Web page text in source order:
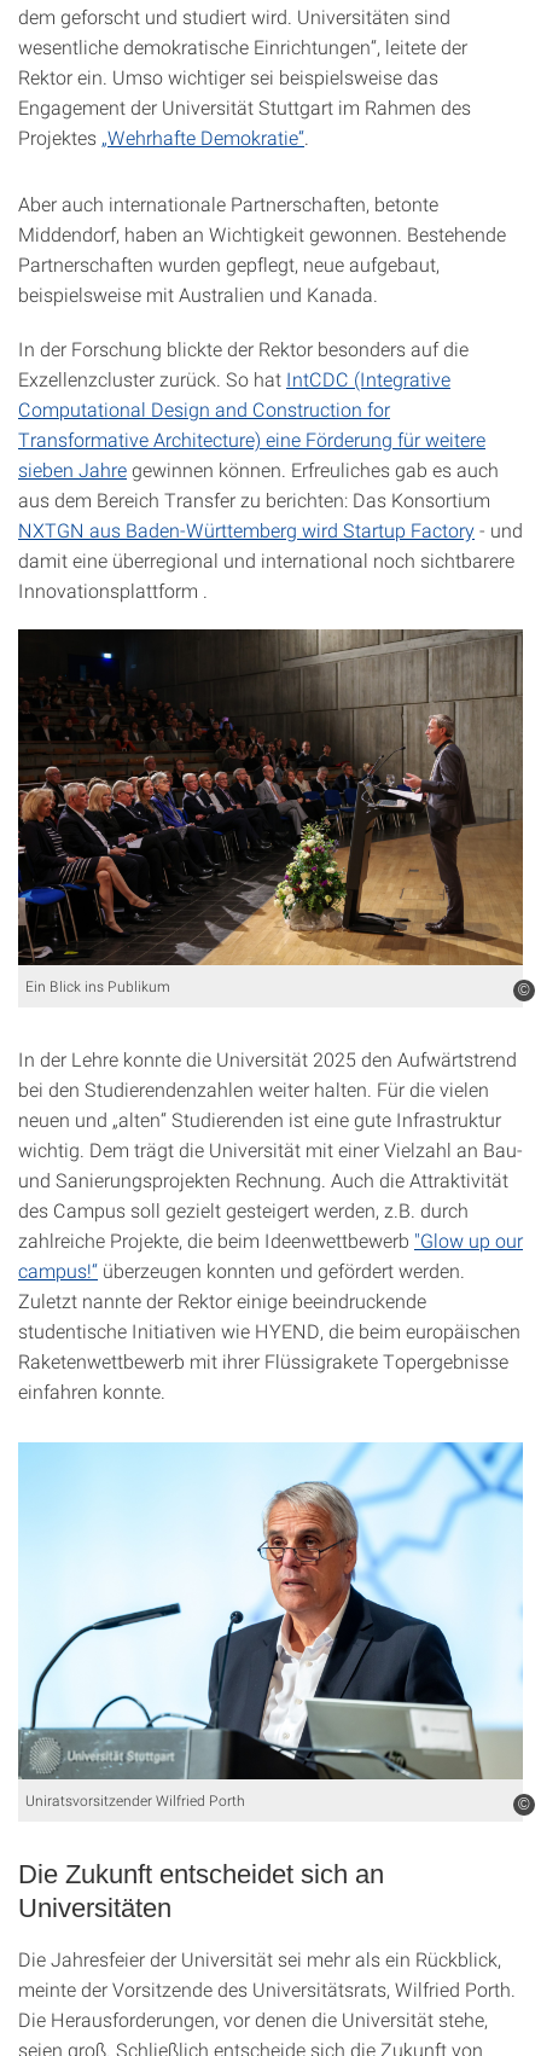
dem geforscht und studiert wird. Universitäten sind
wesentliche demokratische Einrichtungen“, leitete der
Rektor ein. Umso wichtiger sei beispielsweise das
Engagement der Universität Stuttgart im Rahmen des
Projektes „Wehrhafte Demokratie“
Aber auch internationale Partnerschaften, betonte
Middendorf, haben an Wichtigkeit gewonnen. Bestehende
Partnerschaften wurden gepflegt, neue aufgebaut,
beispielsweise mit Australien und Kanada.
In der Forschung blickte der Rektor besonders auf die
Exzellenzcluster zurück. So hat IntCDC (Integrative
Computational Design and Construction for
Transformative Architecture) eine Förderung für weitere
sieben Jahregewinnen können. Erfreuliches gab es auch
aus dem Bereich Transfer zu berichten: Das Konsortium
NXTGN aus Baden-Württemberg wird Startup Factory- und
damit eine überregional und international noch sichtbarere
Innovationsplattform .
©
Ein Blick ins Publikum
In der Lehre konnte die Universität 2025 den Aufwärtstrend
bei den Studierendenzahlen weiter halten. Für die vielen
neuen und „alten“ Studierenden ist eine gute Infrastruktur
wichtig. Dem trägt die Universität mit einer Vielzahl an Bau-
und Sanierungsprojekten Rechnung. Auch die Attraktivität
des Campus soll gezielt gesteigert werden, z.B. durch
zahlreiche Projekte, die beim Ideenwettbewerb "Glow up our
campus!“ überzeugen konnten und gefördert werden.
Zuletzt nannte der Rektor einige beeindruckende
studentische Initiativen wie HYEND, die beim europäischen
Raketenwettbewerb mit ihrer Flüssigrakete Topergebnisse
einfahren konnte.
©
Uniratsvorsitzender Wilfried Porth
Die Zukunft entscheidet sich an
Universitäten
Die Jahresfeier der Universität sei mehr als ein Rückblick,
meinte der Vorsitzende des Universitätsrats, Wilfried Porth.
Die Herausforderungen, vor denen die Universität stehe,
seien groß. Schließlich entscheide sich die Zukunft von